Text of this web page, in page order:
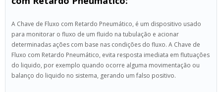
A Chave de Fluxo com Retardo Pneumático, é um dispositivo usado
para monitorar o fluxo de um fluido na tubulação e acionar
determinadas ações com base nas condições do fluxo. A Chave de
Fluxo com Retardo Pneumático, evita resposta imediata em flutuações
do liquido, por exemplo quando ocorre alguma movimentação ou
balanço do liquido no sistema, gerando um falso positivo.